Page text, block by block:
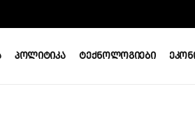
Პოლიტიკა Ტექნოლოგიები